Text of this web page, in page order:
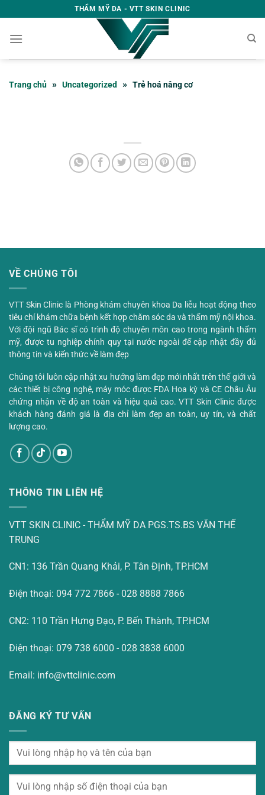
qua
nội
THẨM MỸ DA - VTT SKIN CLINIC
Trang chủ » Uncategorized » Trẻ hoá nâng cơ
VỀ CHÚNG TÔI
VTT Skin Clinic là Phòng khám chuyên khoa Da liễu hoạt động theo
tiêu chí khám chữa bệnh kết hợp chăm sóc da và thẩm mỹ nội khoa.
Với đội ngũ Bác sĩ có trình độ chuyên môn cao trong ngành thẩm
mỹ, được tu nghiệp chính quy tại nước ngoài để cập nhật đầy đủ
thông tin và kiến thức về làm đẹp
Chúng tôi luôn cập nhật xu hướng làm đẹp mới nhất trên thế giới và
các thiết bị công nghệ, máy móc được FDA Hoa kỳ và CE Châu Âu
chứng nhận về độ an toàn và hiệu quả cao. VTT Skin Clinic được
khách hàng đánh giá là địa chỉ làm đẹp an toàn, uy tín, và chất
lượng cao.
THÔNG TIN LIÊN HỆ
VTT SKIN CLINIC - THẨM MỸ DA PGS.TS.BS VĂN THẾ
TRUNG
CN1: 136 Trần Quang Khải, P. Tân Định, TP.HCM
Điện thoại: 094 772 7866 - 028 8888 7866
CN2: 110 Trần Hưng Đạo, P. Bến Thành, TP.HCM
Điện thoại: 079 738 6000 - 028 3838 6000
Email: info@vttclinic.com
ĐĂNG KÝ TƯ VẤN